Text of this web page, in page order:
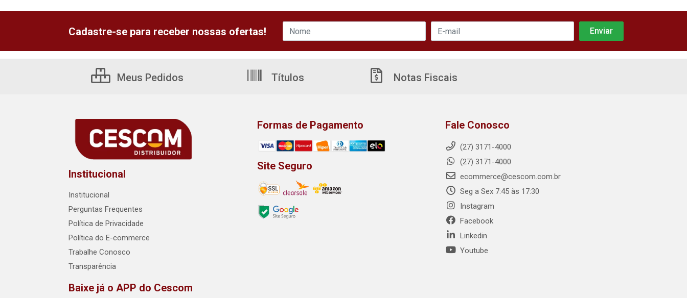
Cadastre-se para receber nossas ofertas!
Meus Pedidos Títulos Notas Fiscais
Institucional
Institucional
Perguntas Frequentes
Política de Privacidade
Política do E-commerce
Trabalhe Conosco
Transparência
Baixe já o APP do Cescom
Formas de Pagamento
Site Seguro
Fale Conosco
(27) 3171-4000
(27) 3171-4000
ecommerce@cescom.com.br
Seg a Sex 7:45 às 17:30
Instagram
Facebook
Linkedin
Youtube